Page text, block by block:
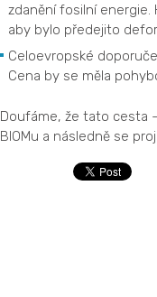
zdanění fosilní energie.
aby bylo předejito
Celoevropské
Cena by se měla
Doufáme, že tato cesta
BIOMu a následně se